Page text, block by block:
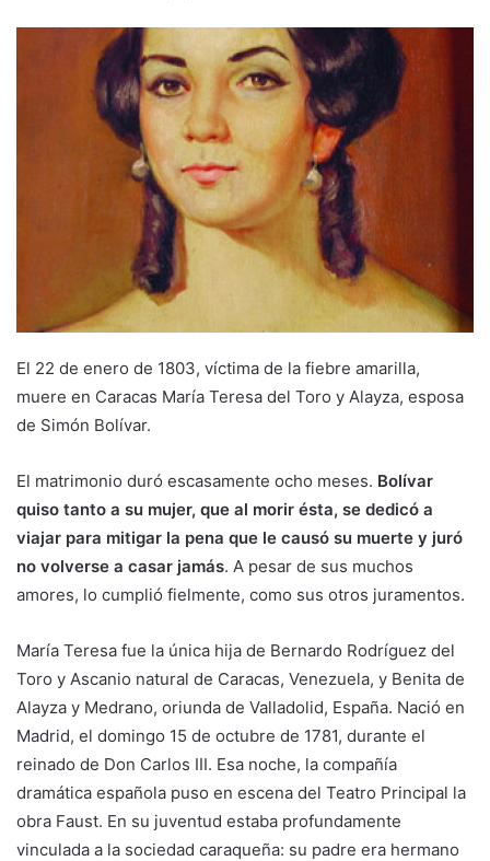
El 22 de enero de 1803, víctima de la fiebre amarilla,
muere en Caracas María Teresa del Toro y Alayza, esposa
de Simón Bolívar.
El matrimonio duró escasamente ocho meses. Bolívar
quiso tanto a su mujer, que al morir ésta, se dedicó a
viajar para mitigar la pena que le causó su muerte y juró
no volverse a casar jamás. A pesar de sus muchos
amores, lo cumplió fielmente, como sus otros juramentos.
María Teresa fue la única hija de Bernardo Rodríguez del
Toro y Ascanio natural de Caracas, Venezuela, y Benita de
Alayza y Medrano, oriunda de Valladolid, España. Nació en
Madrid, el domingo 15 de octubre de 1781, durante el
reinado de Don Carlos III. Esa noche, la compañía
dramática española puso en escena del Teatro Principal la
obra Faust. En su juventud estaba profundamente
vinculada a la sociedad caraqueña: su padre era hermano